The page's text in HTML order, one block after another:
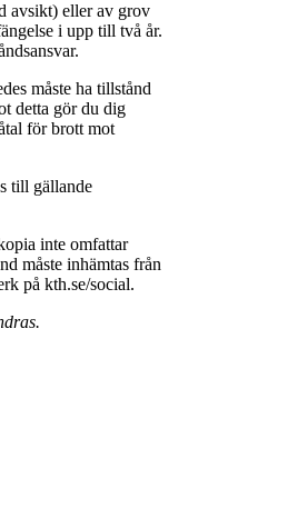
avsikt) eller av grov
i upp till två år.
måste ha tillstånd
detta gör du dig
för brott mot
till gällande
inte omfattar
måste inhämtas från
på kth.se/social.